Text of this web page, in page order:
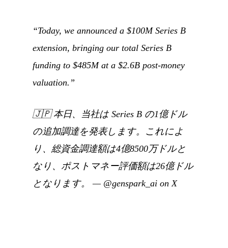
“Today, we announced a $100M Series B
extension, bringing our total Series B
funding to $485M at a $2.6B post-money
valuation.”
🇯🇵本日、当社は Series B の1億ドル
の追加調達を発表します。これによ
り、総資金調達額は4億8500万ドルと
なり、ポストマネー評価額は26億ドル
となります。
— @genspark_ai on X